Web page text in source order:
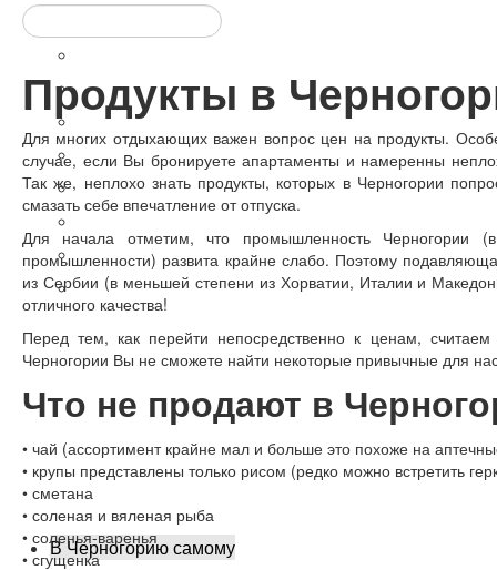
Будва - тусовочный курорт
Петровац - семейный курорт
Ульцинь - песчаные пляжи
Сутоморе - дешевый отдых
Херцег-Нови - уют
Бар - главный порт
Рисан - уединение
В Черногорию самому
Продукты в
Для многих отдыхающих важен вопрос цен на продукты.
случае, если Вы бронируете апартаменты и намеренны
Так же, неплохо знать продукты, которых в Черногории
смазать себе впечатление от отпуска.
Для начала отметим, что промышленность Черногории
промышленности) развита крайне слабо. Поэтому
из Сербии (в меньшей степени из Хорватии, Италии и
отличного качества!
Перед тем, как перейти непосредственно к ценам,
Черногории Вы не сможете найти некоторые привычные для
Что не продают в
• чай (ассортимент крайне мал и больше это похоже на
• крупы представлены только рисом (редко можно встретить
• сметана
• соленая и вяленая рыба
• соленья-варенья
• сгущенка